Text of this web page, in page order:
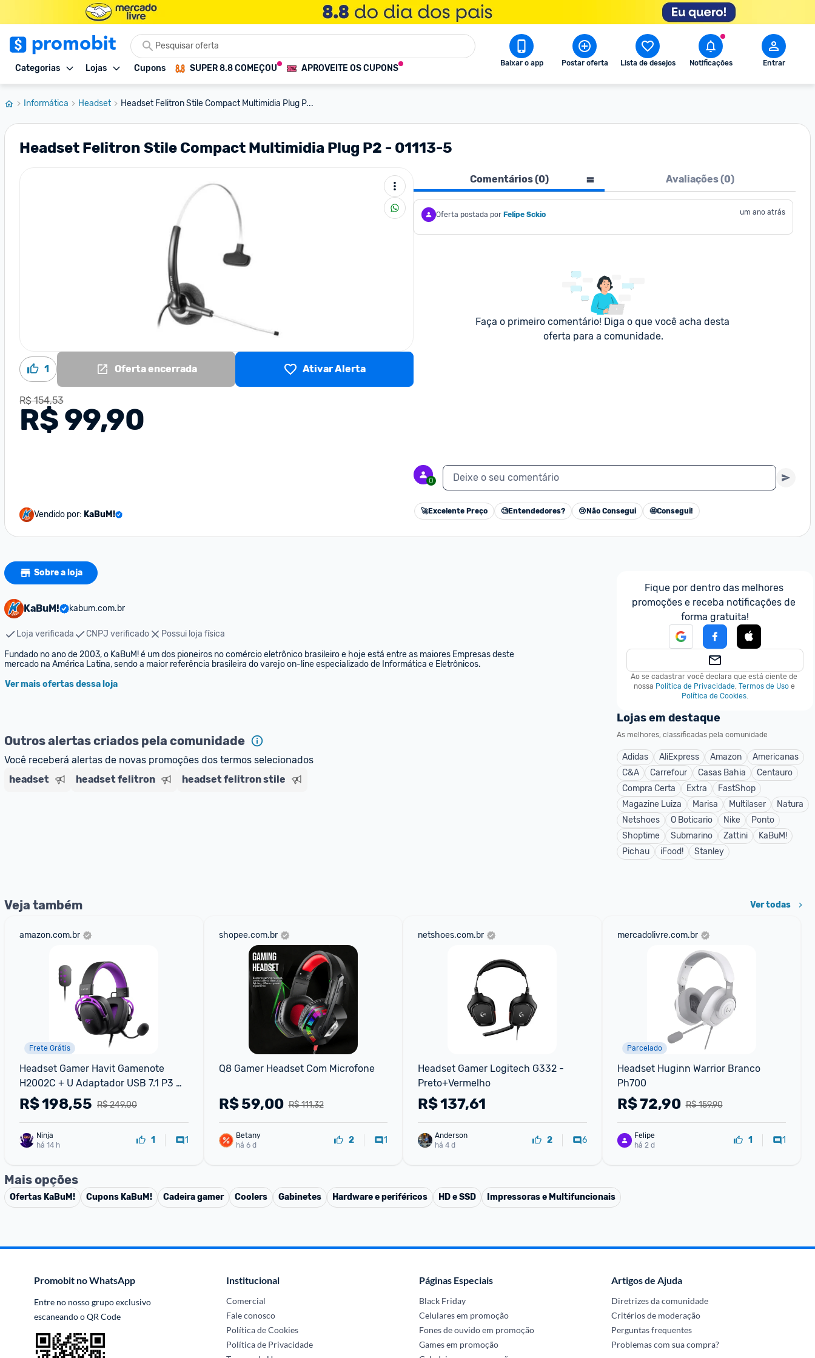
Categorias Lojas Cupons SUPER 8.8 COMEÇOU APROVEITE OS CUPONS Baixar o app Postar oferta Lista de desejos Notificações Entrar
Informática Headset Headset Felitron Stile Compact Multimidia Plug P...
Headset Felitron Stile Compact Multimidia Plug P2 - 01113-5
1 Oferta encerrada Ativar Alerta
R$ 154,53
R$ 99,90
Vendido por: KaBuM!
Comentários (0) Avaliações (0)
Oferta postada por Felipe Sckio um ano atrás
Faça o primeiro comentário! Diga o que você acha desta
oferta para a comunidade.
0 Deixe o seu comentário
🚀Excelente Preço 🧐Entendedores? 😢 Não Consegui 🤩Consegui!
Sobre a loja
KaBuM! kabum.com.br
Loja verificada CNPJ verificado
Possui loja física
Fundado no ano de 2003, o KaBuM! é um dos pioneiros no comércio eletrônico brasileiro e hoje está entre as maiores Empresas deste
mercado na América Latina, sendo a maior referência brasileira do varejo on-line especializado de Informática e Eletrônicos.
Ver mais ofertas dessa loja
Outros alertas criados pela comunidade
Você receberá alertas de novas promoções dos termos selecionados
headset
headset felitron headset felitron stile
Fique por dentro das melhores
promoções e receba notificações de
forma gratuita!
Ao se cadastrar você declara que está ciente de
nossa Política de Privacidade, Termos de Uso e
Política de Cookies.
Lojas em destaque
As melhores, classificadas pela comunidade
Adidas AliExpress Amazon
Americanas
C&A
Carrefour Casas Bahia
Centauro
Compra Certa
Extra
FastShop
Magazine Luiza
Marisa Multilaser
Natura
Netshoes
O Boticario Nike
Ponto
Shoptime
Submarino Zattini
KaBuM!
Pichau
iFood! Stanley
Veja também Ver todas
amazon.com.br
Frete Grátis
Headset Gamer Havit Gamenote
H2002C + U Adaptador USB 7.1 P3
Adaptador P2 para PC Microfone
Destacável PretoRoxo
R$ 249,00
R$198,55
há 14 h
1 1
shopee.com.br
Q8 Gamer Headset Com Microfone
R$ 111,32
R$59,00
Betany
há 6 d
2 1
netshoes.com.br
Headset Gamer Logitech G332 -
Preto+Vermelho
R$137,61
Anderson
há 4 d
2 6
mercadolivre.com.br
Parcelado
Headset Huginn Warrior Branco
Ph700
R$ 159,90
R$72,90
Felipe
há 2 d
1 1
Mais opções
Ofertas KaBuM! Cupons KaBuM! Cadeira gamer Coolers Gabinetes Hardware e periféricos HD e SSD Impressoras e Multifuncionais
Promobit no WhatsApp
Entre no nosso grupo exclusivo
escaneando o QR Code
Institucional
Comercial
Fale conosco
Política de Cookies
Política de Privacidade
Páginas Especiais
Black Friday
Celulares em promoção
Fones de ouvido em promoção
Games em promoção
Artigos de Ajuda
Diretrizes da comunidade
Critérios de moderação
Perguntas frequentes
Problemas com sua compra?